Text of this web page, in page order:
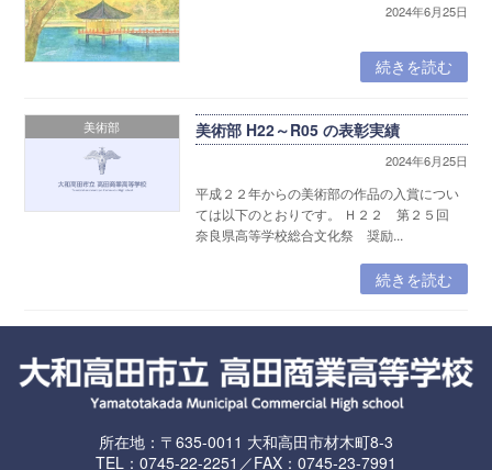
2024年6月25日
続きを読む
美術部 美術部 H22～R05 の表彰実績
2024年6月25日
平成２２年からの美術部の作品の入賞につい
ては以下のとおりです。 Ｈ２２ 第２５回
奈良県高等学校総合文化祭 奨励...
続きを読む
所在地：〒635-0011 大和高田市材木町8-3
TEL：0745-22-2251／FAX：0745-23-7991